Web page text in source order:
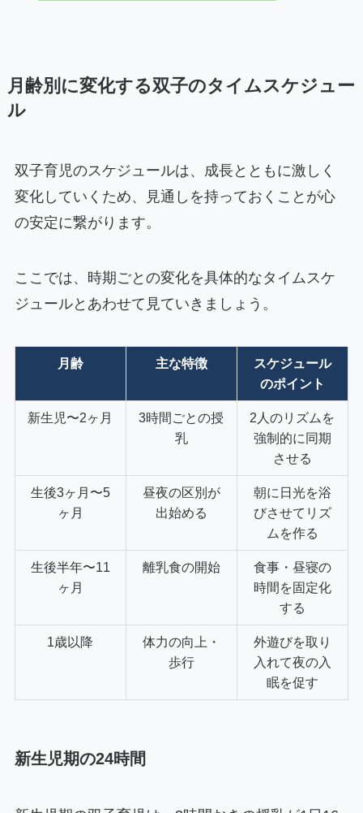
月齢別に変化する双子のタイムスケジュー
ル
双子育児のスケジュールは、成長とともに激しく
変化していくため、見通しを持っておくことが心
の安定に繋がります。
ここでは、時期ごとの変化を具体的なタイムスケ
ジュールとあわせて見ていきましょう。
月齢 主な特徴
スケジュール
のポイント
新生児〜2ヶ月
3時間ごとの授
乳
2人のリズムを
強制的に同期
させる
生後3ヶ月〜5
ヶ月
昼夜の区別が
出始める
朝に日光を浴
びさせてリズ
ムを作る
生後半年〜11
ヶ月
離乳食の開始
食事・昼寝の
時間を固定化
する
1歳以降
体力の向上・
歩行
外遊びを取り
入れて夜の入
眠を促す
新生児期の24時間